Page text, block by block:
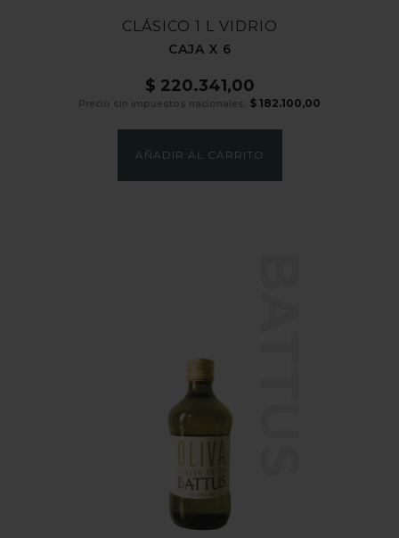
CLÁSICO 1 L VIDRIO
CAJA X 6
$ 220.341,00
Precio sin impuestos nacionales: $ 182.100,00
AÑADIR AL CARRITO